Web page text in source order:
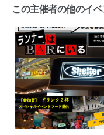
この主催者の他のイベ